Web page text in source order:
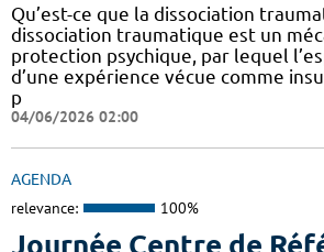
Qu’est-ce que la dissociation
dissociation traumatique est un
protection psychique, par lequel
d’une expérience vécue comme
p
04/06/2026 02:00
AGENDA
relevance: 100%
Journée Centre de